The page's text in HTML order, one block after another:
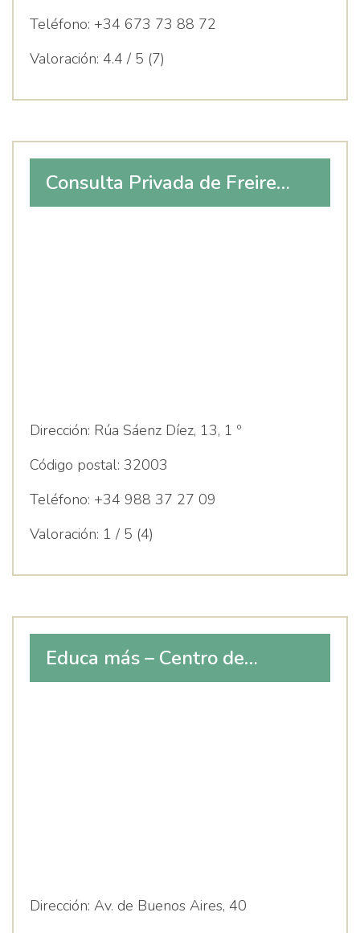
Teléfono: +34 673 73 88 72
Valoración: 4.4 / 5 (7)
Consulta Privada de Freire
Dirección: Rúa Sáenz Díez, 13, 1 º
Código postal: 32003
Teléfono: +34 988 37 27 09
Valoración: 1 / 5 (4)
Educa más – Centro de
Dirección: Av. de Buenos Aires, 40